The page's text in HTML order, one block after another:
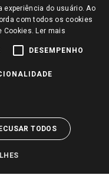
experiência do usuário. Ao
com todos os cookies
Cookies. Ler mais
DESEMPENHO
TODOS